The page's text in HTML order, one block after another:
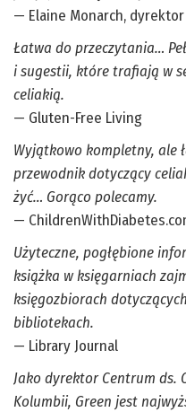
— Elaine Monarch, dyrektor
Łatwa do przeczytania…
i sugestii, które trafiają w
celiakią.
— Gluten-Free Living
Wyjątkowo kompletny, ale
przewodnik dotyczący
żyć… Gorąco polecamy.
—
Użyteczne, pogłębione
książka w księgarniach
księgozbiorach
bibliotekach.
— Library Journal
Jako dyrektor Centrum ds.
Kolumbii, Green jest